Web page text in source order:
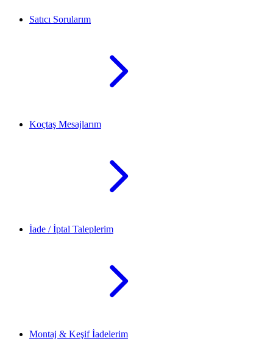
Satıcı Sorularım
Koçtaş Mesajlarım
İade / İptal Taleplerim
Montaj & Keşif İadelerim